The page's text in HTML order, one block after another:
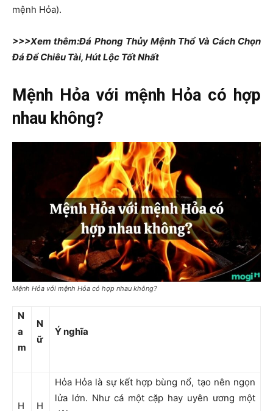
mệnh Hỏa).
>>>Xem thêm:Đá Phong Thủy Mệnh Thổ Và Cách Chọn
Đá Để Chiêu Tài, Hút Lộc Tốt Nhất
Mệnh Hỏa với mệnh Hỏa có hợp
nhau không?
Mệnh Hỏa với mệnh Hỏa có hợp nhau không?
N
a
m
N
ữ
Ý nghĩa
H
H
Hỏa Hỏa là sự kết hợp bùng nổ, tạo nên ngọn
lửa lớn. Như cá một cặp hay uyên ương một